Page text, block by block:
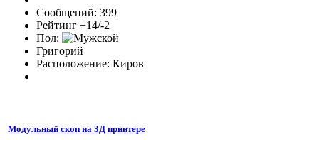
Сообщений: 399
Рейтинг +14/-2
Пол:
Григорий
Расположение: Киров
Модульный скоп на 3Д принтере